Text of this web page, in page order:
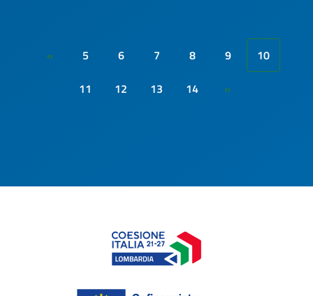
« 5 6 7 8 9
10
11
12 13 14 »